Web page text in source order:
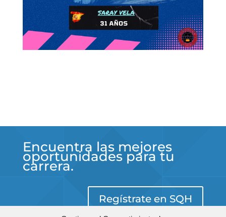
Encuentra las mejores
oportunidades para tu
carrera.
Regístrate en SQH